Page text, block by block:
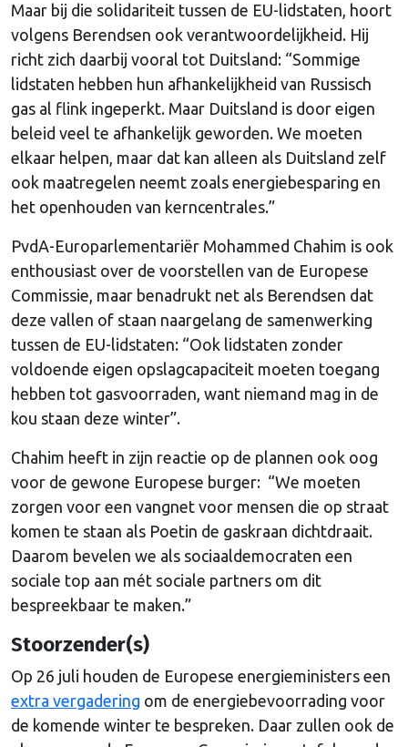
Maar bij die solidariteit tussen de EU-lidstaten, hoort
volgens Berendsen ook verantwoordelijkheid. Hij
richt zich daarbij vooral tot Duitsland: “Sommige
lidstaten hebben hun afhankelijkheid van Russisch
gas al flink ingeperkt. Maar Duitsland is door eigen
beleid veel te afhankelijk geworden. We moeten
elkaar helpen, maar dat kan alleen als Duitsland zelf
ook maatregelen neemt zoals energiebesparing en
het openhouden van kerncentrales.”
PvdA-Europarlementariër Mohammed Chahim is ook
enthousiast over de voorstellen van de Europese
Commissie, maar benadrukt net als Berendsen dat
deze vallen of staan naargelang de samenwerking
tussen de EU-lidstaten: “Ook lidstaten zonder
voldoende eigen opslagcapaciteit moeten toegang
hebben tot gasvoorraden, want niemand mag in de
kou staan deze winter”.
Chahim heeft in zijn reactie op de plannen ook oog
voor de gewone Europese burger: “We moeten
zorgen voor een vangnet voor mensen die op straat
komen te staan als Poetin de gaskraan dichtdraait.
Daarom bevelen we als sociaaldemocraten een
sociale top aan mét sociale partners om dit
bespreekbaar te maken.”
Stoorzender(s)
Op 26 juli houden de Europese energieministers een
extra vergadering om de energiebevoorrading voor
de komende winter te bespreken. Daar zullen ook de